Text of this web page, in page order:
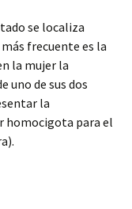
se localiza
frecuente es la
la mujer la
uno de sus dos
la
homocigota para el